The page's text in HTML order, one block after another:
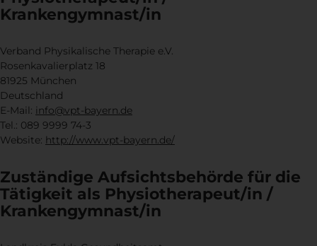
Krankengymnast/in
Verband Physikalische Therapie e.V.
Rosenkavalierplatz 18
81925 München
Deutschland
E-Mail: info@vpt-bayern.de
Tel.: 089 9999 74-3
Website: http://www.vpt-bayern.de/
Zuständige Aufsichtsbehörde für die
Tätigkeit als Physiotherapeut/in /
Krankengymnast/in